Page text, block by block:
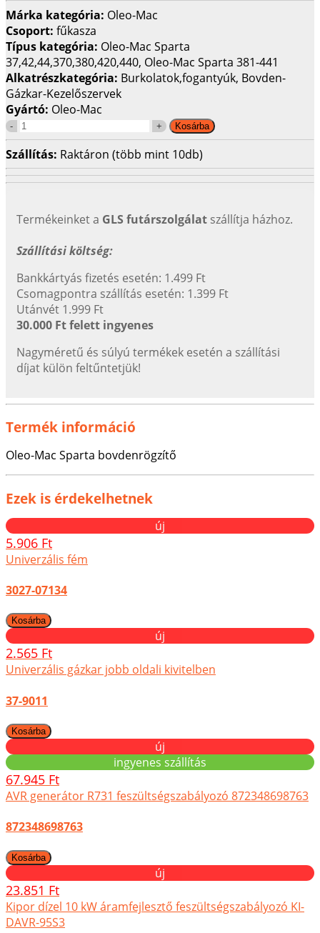
Márka kategória: Oleo-Mac
Csoport: fűkasza
Típus kategória: Oleo-Mac Sparta
37,42,44,370,380,420,440, Oleo-Mac Sparta 381-441
Alkatrészkategória: Burkolatok,fogantyúk, Bovden-
Gázkar-Kezelőszervek
Gyártó: Oleo-Mac
Szállítás: Raktáron (több mint 10db)
Termékeinket a GLS futárszolgálat szállítja házhoz.
Szállítási költség:
Bankkártyás fizetés esetén: 1.499 Ft
Csomagpontra szállítás esetén: 1.399 Ft
Utánvét 1.999 Ft
30.000 Ft felett ingyenes
Nagyméretű és súlyú termékek esetén a szállítási
díjat külön feltűntetjük!
Termék információ
Oleo-Mac Sparta bovdenrögzítő
Ezek is érdekelhetnek
új
5.906 Ft
Univerzális fém
3027-07134
új
2.565 Ft
Univerzális gázkar jobb oldali kivitelben
37-9011
új
ingyenes szállítás
67.945 Ft
AVR generátor R731 feszültségszabályozó 872348698763
872348698763
új
23.851 Ft
Kipor dízel 10 kW áramfejlesztő feszültségszabályozó KI-
DAVR-95S3